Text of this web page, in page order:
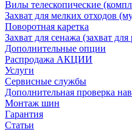
Вилы телескопические
Захват для мелких отходов
Поворотная каретка
Захват для сенажа (захват
Дополнительные опции
Распродажа АКЦИИ
Услуги
Сервисные службы
Дополнительная проверка
Монтаж шин
Гарантия
Статьи